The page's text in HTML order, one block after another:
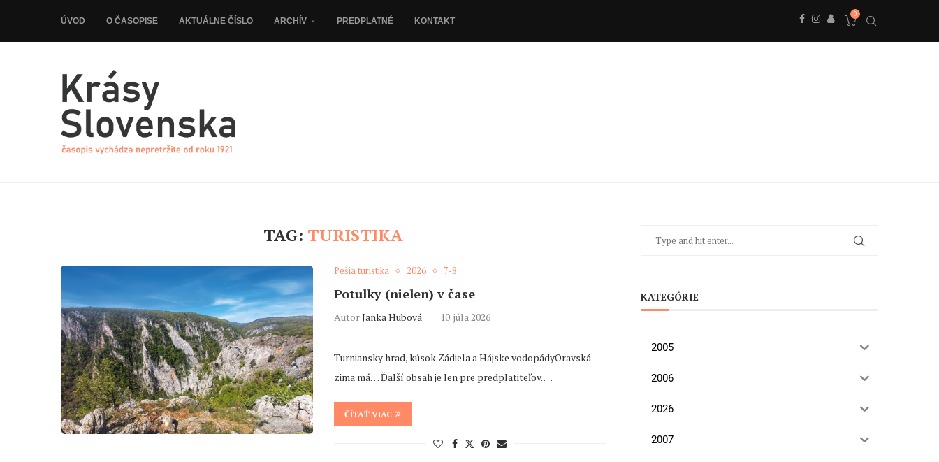
ÚVOD O ČASOPISE AKTUÁLNE ČÍSLO ARCHÍV PREDPLATNÉ KONTAKT
0
TAG: TURISTIKA
Pešia turistika 2026 7-8
Potulky (nielen) v čase
AutorJanka Hubová 10. júla 2026
Turniansky hrad, kúsok Zádiela a Hájske vodopádyOravská
zima má… Ďalší obsah je len pre predplatiteľov. …
ČÍTAŤ VIAC
KATEGÓRIE
2005
2006
2026
2007